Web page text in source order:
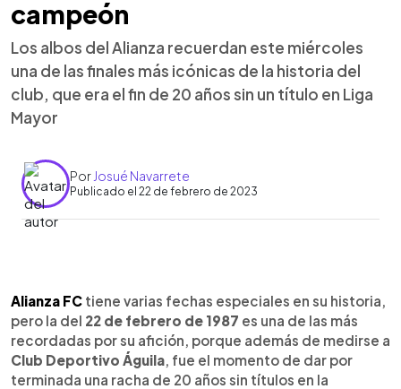
campeón
Los albos del Alianza recuerdan este miércoles
una de las finales más icónicas de la historia del
club, que era el fin de 20 años sin un título en Liga
Mayor
Por Josué Navarrete
Publicado el 22 de febrero de 2023
► Escuchar artículo
Alianza FC tiene varias fechas especiales en su historia,
pero la del 22 de febrero de 1987 es una de las más
recordadas por su afición, porque además de medirse a
Club Deportivo Águila, fue el momento de dar por
terminada una racha de 20 años sin títulos en la